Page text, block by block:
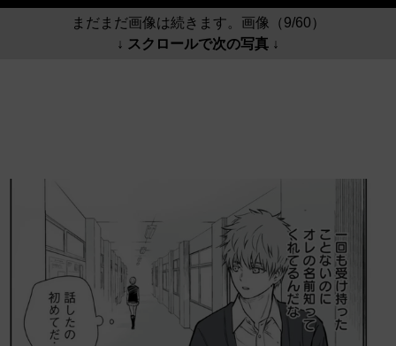
まだまだ画像は続きます。画像（9/60）
↓ スクロールで次の写真 ↓